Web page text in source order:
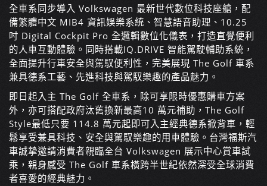
全車系同步導入 Volkswagen 最新世代數位科技座艙，配
備繁體中文 MIB4 資訊娛樂系統、智慧語音助理、10.25
吋 Digital Cockpit Pro 全邏輯數位化儀表，打造直覺便利
的人車互動體驗。同時搭載IQ.DRIVE 智能駕駛輔助系統，
全面提升行車安全與駕馭便利性，完美展現 The Golf 車系
兼具德系工藝、先進科技與駕馭樂趣的產品魅力。
即日起入主 The Golf 全車系，除可享限時優惠購車方案
外，亦可搭配政府汰舊換新最高10 萬元補助，The Golf
Style最低只要 114.8 萬元起即可入主經典德系掀背車，輕
鬆享受兼具科技、安全與駕馭樂趣的用車體驗。台灣福斯汽
車誠摯邀請消費者親臨全台 Volkswagen 展示中心賞車試
乘，親身感受 The Golf 車系橫跨半世紀依然深受全球消費
者喜愛的經典魅力。